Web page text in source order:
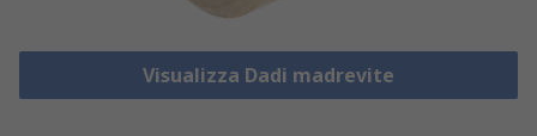
Visualizza Dadi madrevite